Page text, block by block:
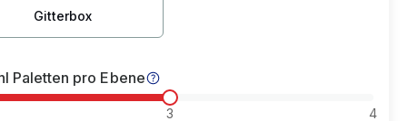
Gitterbox
Paletten pro Ebene
3 4